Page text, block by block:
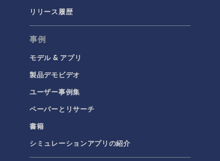
リリース履歴
事例
モデル & アプリ
製品デモビデオ
ユーザー事例集
ペーパーとリサーチ
書籍
シミュレーションアプリの紹介